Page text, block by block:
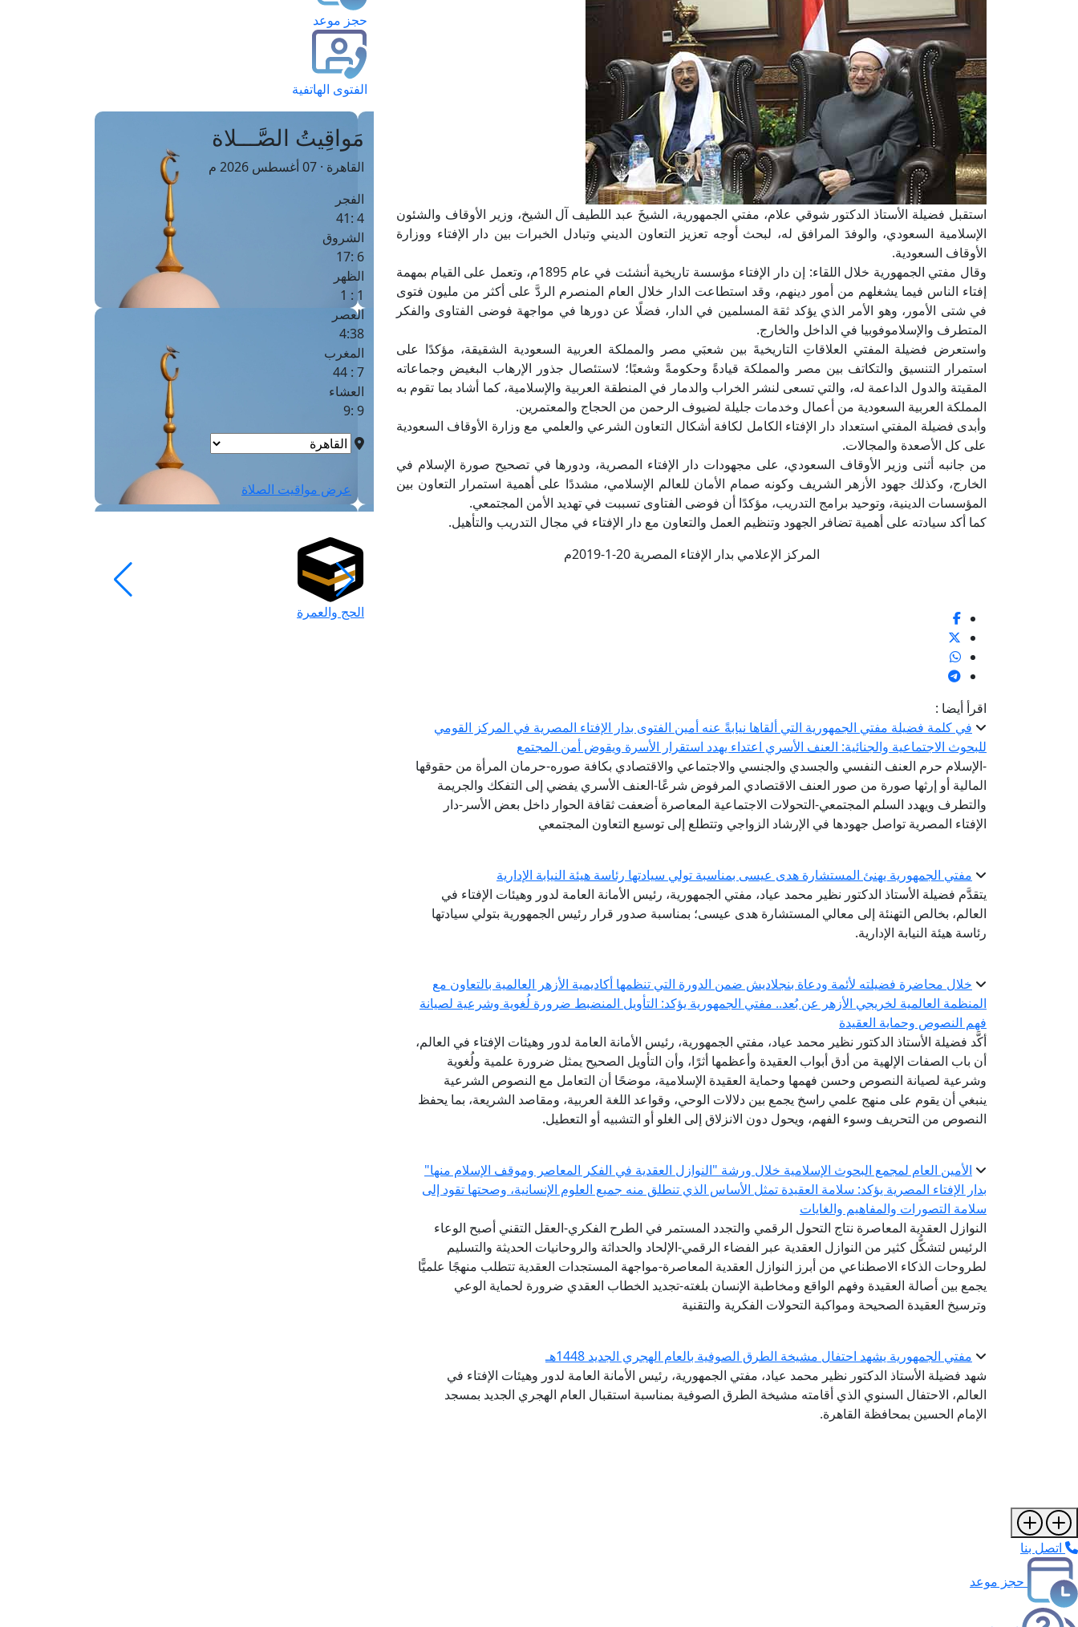
استقبل فضيلة الأستاذ الدكتور شوقي علام، مفتي الجمهورية، الشيخَ عبد اللطيف آل الشيخ، وزير الأوقاف والشئون
الإسلامية السعودي، والوفدَ المرافق له، لبحث أوجه تعزيز التعاون الديني وتبادل الخبرات بين دار الإفتاء ووزارة
الأوقاف السعودية.
وقال مفتي الجمهورية خلال اللقاء: إن دار الإفتاء مؤسسة تاريخية أنشئت في عام 1895م، وتعمل على القيام بمهمة
إفتاء الناس فيما يشغلهم من أمور دينهم، وقد استطاعت الدار خلال العام المنصرم الردَّ على أكثر من مليون فتوى
في شتى الأمور، وهو الأمر الذي يؤكد ثقة المسلمين في الدار، فضلًا عن دورها في مواجهة فوضى الفتاوى والفكر
المتطرف والإسلاموفوبيا في الداخل والخارج.
واستعرض فضيلة المفتي العلاقاتِ التاريخيةَ بين شعبَي مصر والمملكة العربية السعودية الشقيقة، مؤكدًا على
استمرار التنسيق والتكاتف بين مصر والمملكة قيادةً وحكومةً وشعبًا؛ لاستئصال جذور الإرهاب البغيض وجماعاته
المقيتة والدول الداعمة له، والتي تسعى لنشر الخراب والدمار في المنطقة العربية والإسلامية، كما أشاد بما تقوم به
المملكة العربية السعودية من أعمال وخدمات جليلة لضيوف الرحمن من الحجاج والمعتمرين.
وأبدى فضيلة المفتي استعداد دار الإفتاء الكامل لكافة أشكال التعاون الشرعي والعلمي مع وزارة الأوقاف السعودية
على كل الأصعدة والمجالات.
من جانبه أثنى وزير الأوقاف السعودي، على مجهودات دار الإفتاء المصرية، ودورها في تصحيح صورة الإسلام في
الخارج، وكذلك جهود الأزهر الشريف وكونه صمام الأمان للعالم الإسلامي، مشددًا على أهمية استمرار التعاون بين
المؤسسات الدينية، وتوحيد برامج التدريب، مؤكدًا أن فوضى الفتاوى تسببت في تهديد الأمن المجتمعي.
كما أكد سيادته على أهمية تضافر الجهود وتنظيم العمل والتعاون مع دار الإفتاء في مجال التدريب والتأهيل.
المركز الإعلامي بدار الإفتاء المصرية 20-1-2019م
اقرأ أيضا :
في كلمة فضيلة مفتي الجمهورية التي ألقاها نيابةً عنه أمين الفتوى بدار الإفتاء المصرية في المركز القومي
للبحوث الاجتماعية والجنائية: العنف الأسري اعتداء يهدد استقرار الأسرة ويقوض أمن المجتمع
-الإسلام حرم العنف النفسي والجسدي والجنسي والاجتماعي والاقتصادي بكافة صوره-حرمان المرأة من حقوقها
المالية أو إرثها صورة من صور العنف الاقتصادي المرفوض شرعًا-العنف الأسري يفضي إلى التفكك والجريمة
والتطرف ويهدد السلم المجتمعي-التحولات الاجتماعية المعاصرة أضعفت ثقافة الحوار داخل بعض الأسر-دار
الإفتاء المصرية تواصل جهودها في الإرشاد الزواجي وتتطلع إلى توسيع التعاون المجتمعي
مفتي الجمهورية يهنئ المستشارة هدى عيسى بمناسبة تولي سيادتها رئاسة هيئة النيابة الإدارية
يتقدَّم فضيلة الأستاذ الدكتور نظير محمد عياد، مفتي الجمهورية، رئيس الأمانة العامة لدور وهيئات الإفتاء في
العالم، بخالص التهنئة إلى معالي المستشارة هدى عيسى؛ بمناسبة صدور قرار رئيس الجمهورية بتولي سيادتها
رئاسة هيئة النيابة الإدارية.
خلال محاضرة فضيلته لأئمة ودعاة بنجلاديش ضمن الدورة التي تنظمها أكاديمية الأزهر العالمية بالتعاون مع
المنظمة العالمية لخريجي الأزهر عن بُعد.. مفتي الجمهورية يؤكد: التأويل المنضبط ضرورة لُغوية وشرعية لصيانة
فهم النصوص وحماية العقيدة
أكَّد فضيلة الأستاذ الدكتور نظير محمد عياد، مفتي الجمهورية، رئيس الأمانة العامة لدور وهيئات الإفتاء في العالم،
أن باب الصفات الإلهية من أدق أبواب العقيدة وأعظمها أثرًا، وأن التأويل الصحيح يمثل ضرورة علمية ولُغوية
وشرعية لصيانة النصوص وحسن فهمها وحماية العقيدة الإسلامية، موضحًا أن التعامل مع النصوص الشرعية
ينبغي أن يقوم على منهج علمي راسخ يجمع بين دلالات الوحي، وقواعد اللغة العربية، ومقاصد الشريعة، بما يحفظ
النصوص من التحريف وسوء الفهم، ويحول دون الانزلاق إلى الغلو أو التشبيه أو التعطيل.
الأمين العام لمجمع البحوث الإسلامية خلال ورشة "النوازل العقدية في الفكر المعاصر وموقف الإسلام منها"
بدار الإفتاء المصرية يؤكد: سلامة العقيدة تمثل الأساس الذي تنطلق منه جميع العلوم الإنسانية، وصحتها تقود إلى
سلامة التصورات والمفاهيم والغايات
النوازل العقدية المعاصرة نتاج التحول الرقمي والتجدد المستمر في الطرح الفكري-العقل التقني أصبح الوعاء
الرئيس لتشكُّل كثير من النوازل العقدية عبر الفضاء الرقمي-الإلحاد والحداثة والروحانيات الحديثة والتسليم
لطروحات الذكاء الاصطناعي من أبرز النوازل العقدية المعاصرة-مواجهة المستجدات العقدية تتطلب منهجًا علميًّا
يجمع بين أصالة العقيدة وفهم الواقع ومخاطبة الإنسان بلغته-تجديد الخطاب العقدي ضرورة لحماية الوعي
وترسيخ العقيدة الصحيحة ومواكبة التحولات الفكرية والتقنية
مفتي الجمهورية يشهد احتفال مشيخة الطرق الصوفية بالعام الهجري الجديد 1448هـ
شهد فضيلة الأستاذ الدكتور نظير محمد عياد، مفتي الجمهورية، رئيس الأمانة العامة لدور وهيئات الإفتاء في
العالم، الاحتفال السنوي الذي أقامته مشيخة الطرق الصوفية بمناسبة استقبال العام الهجري الجديد بمسجد
الإمام الحسين بمحافظة القاهرة.
حجز موعد
الفتوى الهاتفية
مَواقِيتُ الصَّـــلاة
القاهرة · 07 أغسطس 2026 م
الفجر
4 :41
الشروق
6 :17
الظهر
1 : 1
العصر
4:38
المغرب
7 : 44
العشاء
9 :9
عرض مواقيت الصلاة
الحج والعمرة
اتصل بنا
حجز موعد